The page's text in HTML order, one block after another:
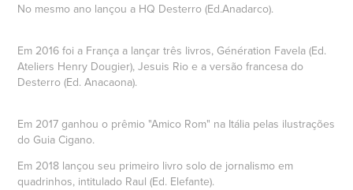
No mesmo ano lançou a HQ Desterro (Ed.Anadarco).
Em 2016 foi a França a lançar três livros, Génération Favela (Ed.
Ateliers Henry Dougier), Jesuis Rio e a versão francesa do
Desterro (Ed. Anacaona).
Em 2017 ganhou o prêmio "Amico Rom" na Itália pelas ilustrações
do Guia Cigano.
Em 2018 lançou seu primeiro livro solo de jornalismo em
quadrinhos, intitulado Raul (Ed. Elefante).